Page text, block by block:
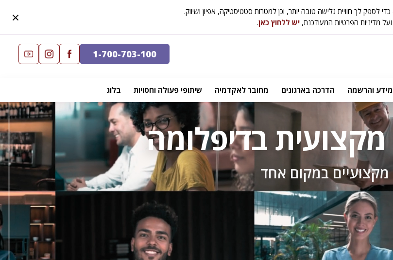
× יש ללחוץ כאן.
1-700-703-100
מידע והרשמה הדרכה בארגונים מחובר לאקדמיה שיתופי פעולה וחסויות בלוג
בדיפלומה
במקום אחד